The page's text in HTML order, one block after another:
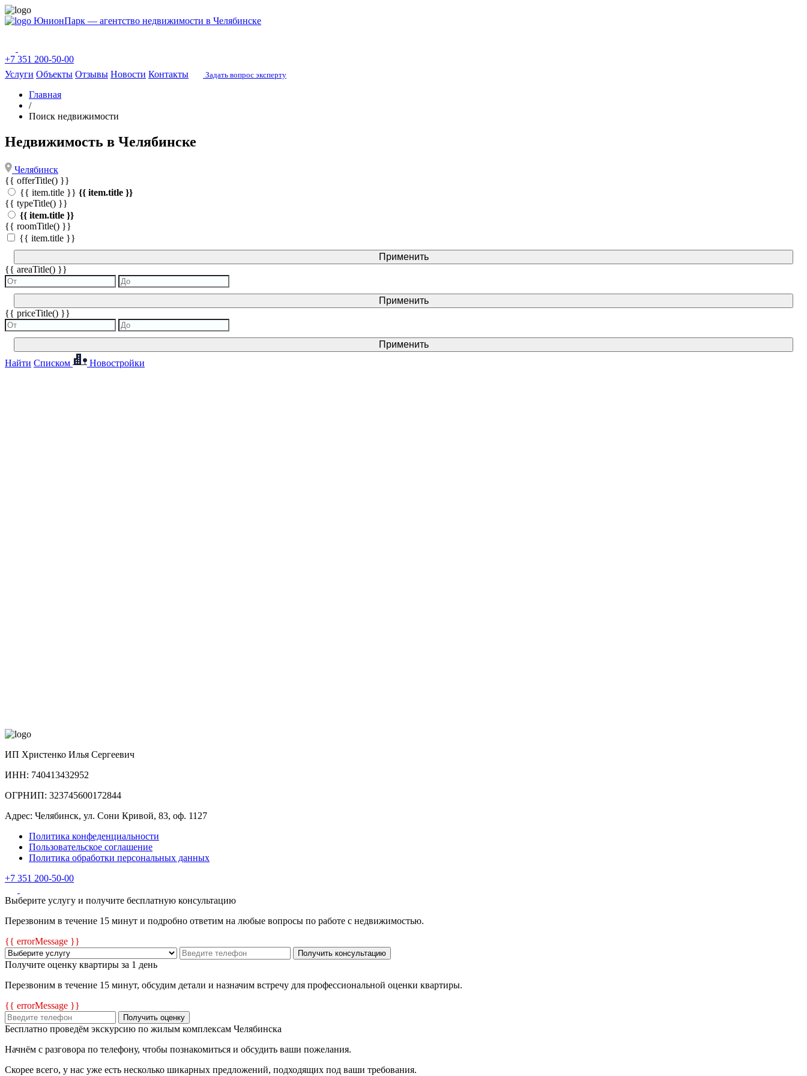
ЮнионПарк — агентство недвижимости в Челябинске
+7 351 200-50-00
Услуги Объекты Отзывы Новости Контакты Задать вопрос эксперту
Главная
/
Поиск недвижимости
Недвижимость в Челябинске
Челябинск
{{ offerTitle() }}
{{ item.title }} {{ item.title }}
{{ typeTitle() }}
{{ item.title }}
{{ roomTitle() }}
{{ item.title }}
Применить
{{ areaTitle() }}
Применить
{{ priceTitle() }}
Применить
Найти Списком Новостройки
ИП Христенко Илья Сергеевич
ИНН: 740413432952
ОГРНИП: 323745600172844
Адрес: Челябинск, ул. Сони Кривой, 83, оф. 1127
Политика конфеденциальности
Пользовательское соглашение
Политика обработки персональных данных
+7 351 200-50-00
Выберите услугу и получите бесплатную консультацию
Перезвоним в течение 15 минут и подробно ответим на любые вопросы по работе с недвижимостью.
{{ errorMessage }}
Получить консультацию
Получите оценку квартиры за 1 день
Перезвоним в течение 15 минут, обсудим детали и назначим встречу для профессиональной оценки квартиры.
{{ errorMessage }}
Получить оценку
Бесплатно проведём экскурсию по жилым комплексам Челябинска
Начнём с разговора по телефону, чтобы познакомиться и обсудить ваши пожелания.
Скорее всего, у нас уже есть несколько шикарных предложений, подходящих под ваши требования.